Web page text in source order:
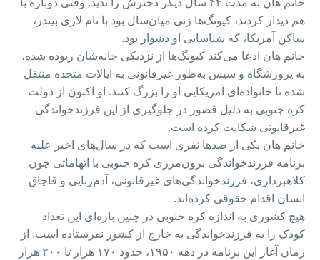
خانم هان به مدت ۴۴ سال دیگر دخترش را ندید. وقتی دوباره با
هم دیدار کردند، کیونگ‌ها زنی میان‌سال بود با نام لاری بیندر،
ساکن آمریکا، که شناسایی او دشوار بود.
خانم هان ادعا می‌کند کیونگ‌ها از نزدیکی خانه‌شان ربوده شده،
به پرورشگاه و سپس به‌طور غیرقانونی به ایالات متحده منتقل
شده تا خانواده‌ای آمریکایی او را بزرگ کنند. او اکنون از دولت
کره جنوبی به دلیل قصور در جلوگیری از این فرزندخواندگی
غیرقانونی شکایت کرده است.
خانم هان یکی از صدها نفری است که در سال‌های اخیر علیه
برنامه فرزندخواندگی برون‌مرزی کره جنوبی با اتهاماتی چون
کلاهبرداری، فرزندخواندگی‌های غیرقانونی، آدم‌ربایی و قاچاق
انسان اقدام حقوقی کرده‌اند.
هیچ کشوری به اندازه کره جنوبی در چنین بازه‌ای این تعداد
کودک را به فرزندخواندگی به خارج از کشور نفرستاده است. از
زمان آغاز این برنامه در دهه ۱۹۵۰، حدود ۱۷۰ هزار تا ۲۰۰ هزار